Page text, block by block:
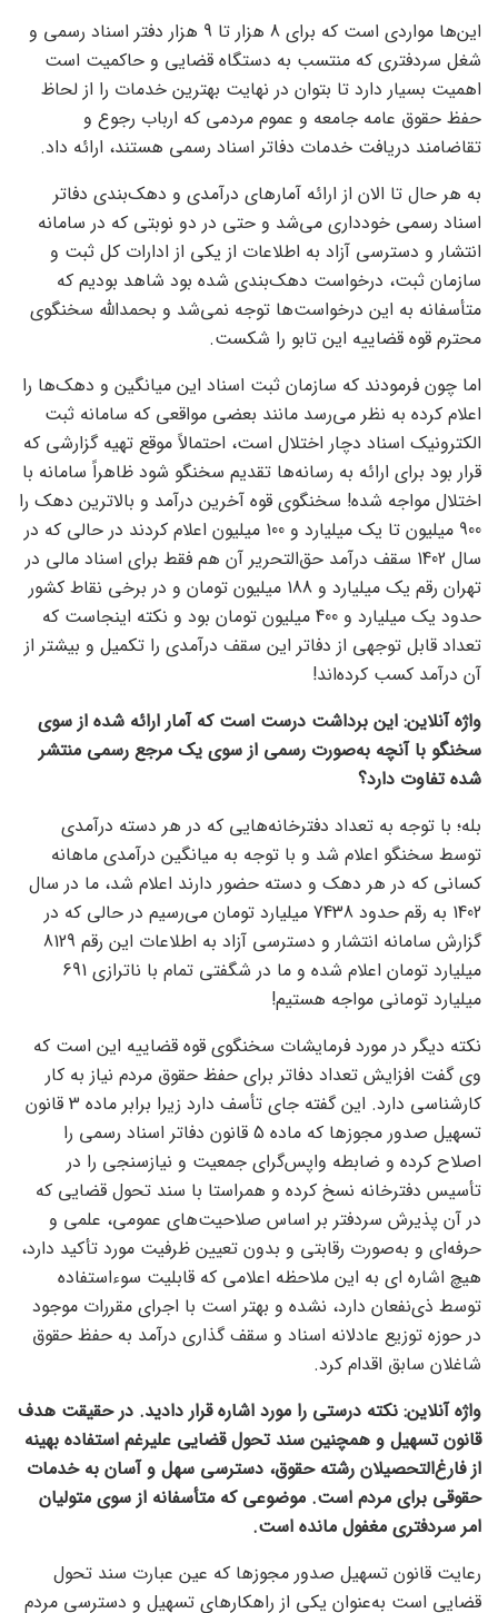
این‌ها مواردی است که برای 8 هزار تا 9 هزار دفتر اسناد رسمی و
شغل سردفتری که منتسب به دستگاه قضایی و حاکمیت است
اهمیت بسیار دارد تا بتوان در نهایت بهترین خدمات را از لحاظ
حفظ حقوق عامه جامعه و عموم مردمی که ارباب رجوع و
تقاضامند دریافت خدمات دفاتر اسناد رسمی هستند، ارائه داد.
به هر حال تا الان از ارائه آمارهای درآمدی و دهک‌بندی دفاتر
اسناد رسمی خودداری می‌شد و حتی در دو نوبتی که در سامانه
انتشار و دسترسی آزاد به اطلاعات از یکی از ادارات کل ثبت و
سازمان ثبت، درخواست دهک‌‌بندی شده بود شاهد بودیم که
متأسفانه به این درخواست‌ها توجه نمی‌شد و بحمدالله سخنگوی
محترم قوه قضاییه این تابو را شکست.
اما چون فرمودند که سازمان ثبت اسناد این میانگین و دهک‌ها را
اعلام کرده به نظر می‌رسد مانند بعضی مواقعی که سامانه ثبت
الکترونیک اسناد دچار اختلال است، احتمالاً موقع تهیه گزارشی که
قرار بود برای ارائه به رسانه‌ها تقدیم سخنگو شود ظاهراً سامانه با
اختلال مواجه شده! سخنگوی قوه ‌آخرین درآمد و بالاترین دهک را
900 میلیون تا یک میلیارد و 100 میلیون اعلام کردند در حالی که در
سال 1402 سقف درآمد حق‌التحریر آن هم فقط برای اسناد مالی در
تهران رقم یک میلیارد و 188 میلیون تومان و در برخی نقاط کشور
حدود یک میلیارد و 400 میلیون تومان بود و نکته اینجاست که
تعداد قابل توجهی از دفاتر این سقف درآمدی را تکمیل و بیشتر از
آن درآمد کسب کرده‌اند!
واژه آنلاین: این برداشت درست است که آمار ارائه شده از سوی
سخنگو با آنچه به‌صورت رسمی از سوی یک مرجع رسمی منتشر
شده تفاوت دارد؟
بله؛ با توجه به تعداد دفترخانه‌هایی که در هر دسته درآمدی
توسط سخنگو اعلام شد و با توجه به میانگین درآمدی ماهانه
کسانی که در هر دهک و دسته حضور دارند اعلام شد، ما در سال
1402 به رقم حدود 7438 میلیارد تومان می‌رسیم در حالی که در
گزارش سامانه انتشار و دسترسی آزاد به اطلاعات این رقم 8129
میلیارد تومان اعلام شده و ما در شگفتی تمام با ناترازی 691
میلیارد تومانی مواجه هستیم!
نکته دیگر در مورد فرمایشات سخنگوی قوه قضاییه این است که
وی گفت افزایش تعداد دفاتر برای حفظ حقوق مردم نیاز به کار
کارشناسی دارد. این گفته جای تأسف دارد زیرا برابر ماده 3 قانون
تسهیل صدور مجوزها که ماده 5 قانون دفاتر اسناد رسمی را
اصلاح کرده و ضابطه واپس‌گرای جمعیت و نیازسنجی را در
تأسیس دفترخانه نسخ کرده و همراستا با سند تحول قضایی که
در آن پذیرش سردفتر بر اساس صلاحیت‌های عمومی، علمی و
حرفه‌ای و به‌صورت رقابتی و بدون تعیین ظرفیت مورد تأکید دارد،
هیچ اشاره ای به این ملاحظه اعلامی که قابلیت سوءاستفاده
توسط ذی‌نفعان دارد، نشده و بهتر است با اجرای مقررات موجود
در حوزه توزیع عادلانه اسناد و سقف گذاری درآمد به حفظ حقوق
شاغلان سابق اقدام کرد.
واژه آنلاین: نکته درستی را مورد اشاره قرار دادید. در حقیقت هدف
قانون تسهیل و همچنین سند تحول قضایی علیرغم استفاده بهینه
از فارغ‌التحصیلان رشته حقوق، دسترسی سهل و آسان به خدمات
حقوقی برای مردم است. موضوعی که متأسفانه از سوی متولیان
امر سردفتری مغفول مانده است.
رعایت قانون تسهیل صدور مجوزها که عین عبارت سند تحول
قضایی است به‌عنوان یکی از راهکارهای تسهیل و دسترسی مردم